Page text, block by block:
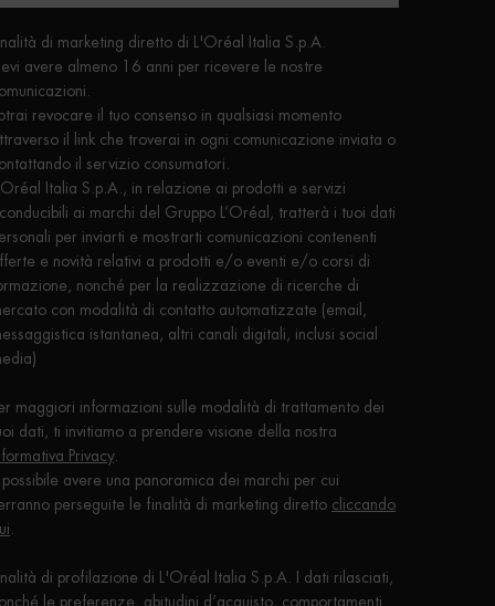
di marketing diretto di L'Oréal Italia S.p.A.
avere almeno 16 anni per ricevere le nostre
revocare il tuo consenso in qualsiasi momento
il link che troverai in ogni comunicazione inviata o
il servizio consumatori.
Italia S.p.A., in relazione ai prodotti e servizi
ai marchi del Gruppo L’Oréal, tratterà i tuoi dati
per inviarti e mostrarti comunicazioni contenenti
e novità relativi a prodotti e/o eventi e/o corsi di
nonché per la realizzazione di ricerche di
con modalità di contatto automatizzate (email,
istantanea, altri canali digitali, inclusi social
maggiori informazioni sulle modalità di trattamento dei
dati, ti invitiamo a prendere visione della nostra
Privacy.
possibile avere una panoramica dei marchi per cui
perseguite le finalità di marketing diretto cliccando
di profilazione di L'Oréal Italia S.p.A. I dati rilasciati,
le preferenze, abitudini d’acquisto, comportamenti